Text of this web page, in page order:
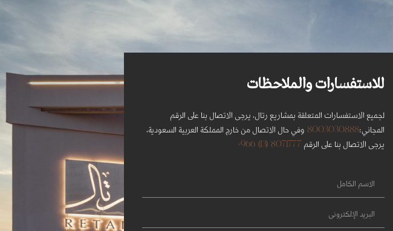
للاستفسارات والملاحظات
لجميع الاستفسارات المتعلقة بمشاريع رتال، يرجى الاتصال بنا على الرقم
المجاني:8003030888 وفي حال الاتصال من خارج المملكة العربية السعودية،
يرجى الاتصال بنا على الرقم 8071777 (13) 966+